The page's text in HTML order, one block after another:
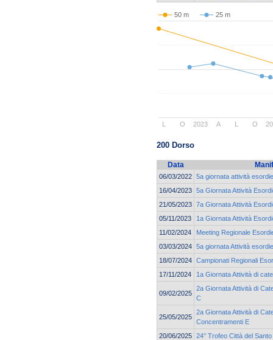
50 m 25 m
2023
O A O
200 Dorso
Data
06/03/2022 5a giornata attività
16/04/2023 5a Giornata Attività
21/05/2023 7a Giornata Attività
05/11/2023
1a Giornata Attività
11/02/2024
Meeting Regionale
03/03/2024 5a giornata Attività
18/07/2024 Campionati Regionali
17/11/2024
1a Giornata Attività di
09/02/2025
2a Giornata Attività di
C
25/05/2025
2a Giornata Attività di
Concentramenti E
20/06/2025 24° Trofeo Città del Santo